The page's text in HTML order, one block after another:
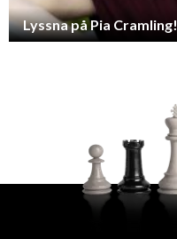
Lyssna på Pia Cramling!